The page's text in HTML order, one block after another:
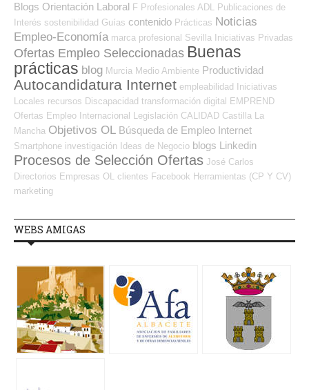
Blogs Orientación Laboral F Profesionales ADL Publicaciones de
Interés sostenibilidad Guías contenido Prácticas Noticias
Empleo-Economía marca profesional Sevilla Iniciativas Privadas
Ofertas Empleo Seleccionadas Buenas
prácticas blog Murcia Medio Ambiente Productividad
Autocandidatura Internet empleabilidad
Iniciativas
Locales recursos Discapacidad transformación digital EMPREND
Ofertas Empleo Internacional Legislación CALIDAD Castilla La
Mancha Objetivos OL Búsqueda de Empleo Internet
Smartphone investigación Ideas de Negocio blogs Linkedin
Procesos de Selección Ofertas José Carlos
Directorios Empresas OL clientes Facebook Herramientas (CP Y CV)
marketing
WEBS AMIGAS